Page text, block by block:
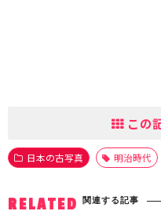
この
日本の古写真 明治時代
RELATED 関連する記事